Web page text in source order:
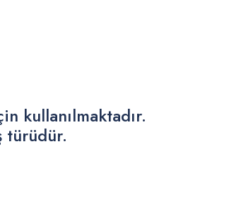
kullanılmaktadır.
türüdür.